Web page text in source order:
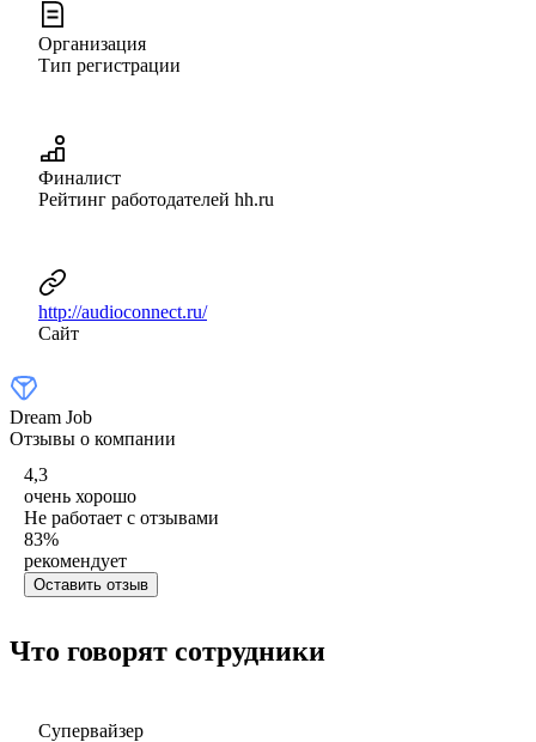
Организация
Тип регистрации
Финалист
Рейтинг работодателей hh.ru
http://audioconnect.ru/
Сайт
Dream Job
Отзывы о компании
4,3
очень хорошо
Не работает с отзывами
83%
рекомендует
Оставить отзыв
Что говорят сотрудники
Супервайзер